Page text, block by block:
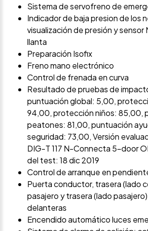
Sistema de servofreno de
Indicador de baja presion de los
visualización de presión y sensor
llanta
Preparación Isofix
Freno mano electrónico
Control de frenada en curva
Resultado de pruebas de
puntuación global: 5,00,
94,00, protección niños: 85,00,
peatones: 81,00, puntuación
seguridad: 73,00, Versión
DIG-T 117 N-Connecta 5-door
del test: 18 dic 2019
Control de arranque en
Puerta conductor, trasera (lado
pasajero y trasera (lado
delanteras
Encendido automático luces